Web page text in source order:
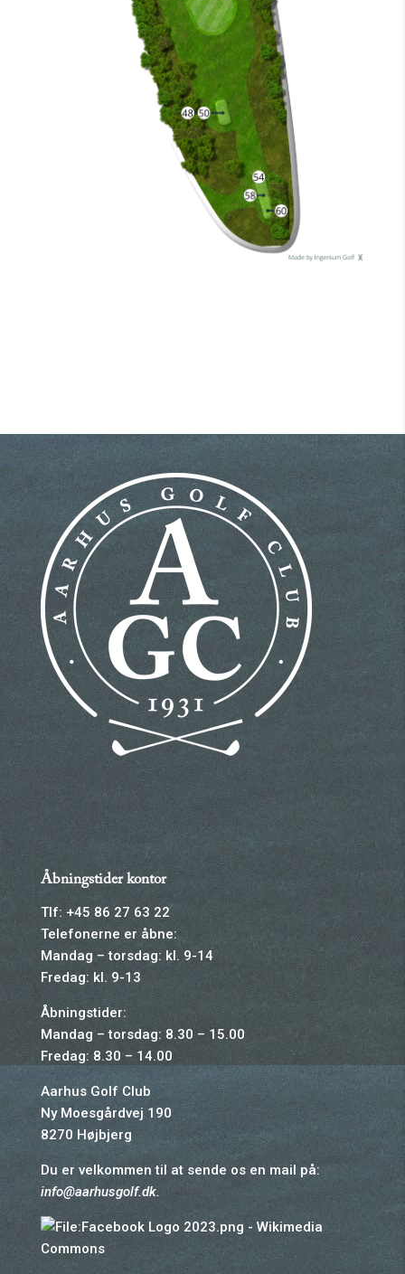
Åbningstider kontor
Tlf: +45 86 27 63 22
Telefonerne er åbne:
Mandag – torsdag: kl. 9-14
Fredag: kl. 9-13
Åbningstider:
Mandag – torsdag: 8.30 – 15.00
Fredag: 8.30 – 14.00
Aarhus Golf Club
Ny Moesgårdvej 190
8270 Højbjerg
Du er velkommen til at sende os en mail på:
info@aarhusgolf.dk.